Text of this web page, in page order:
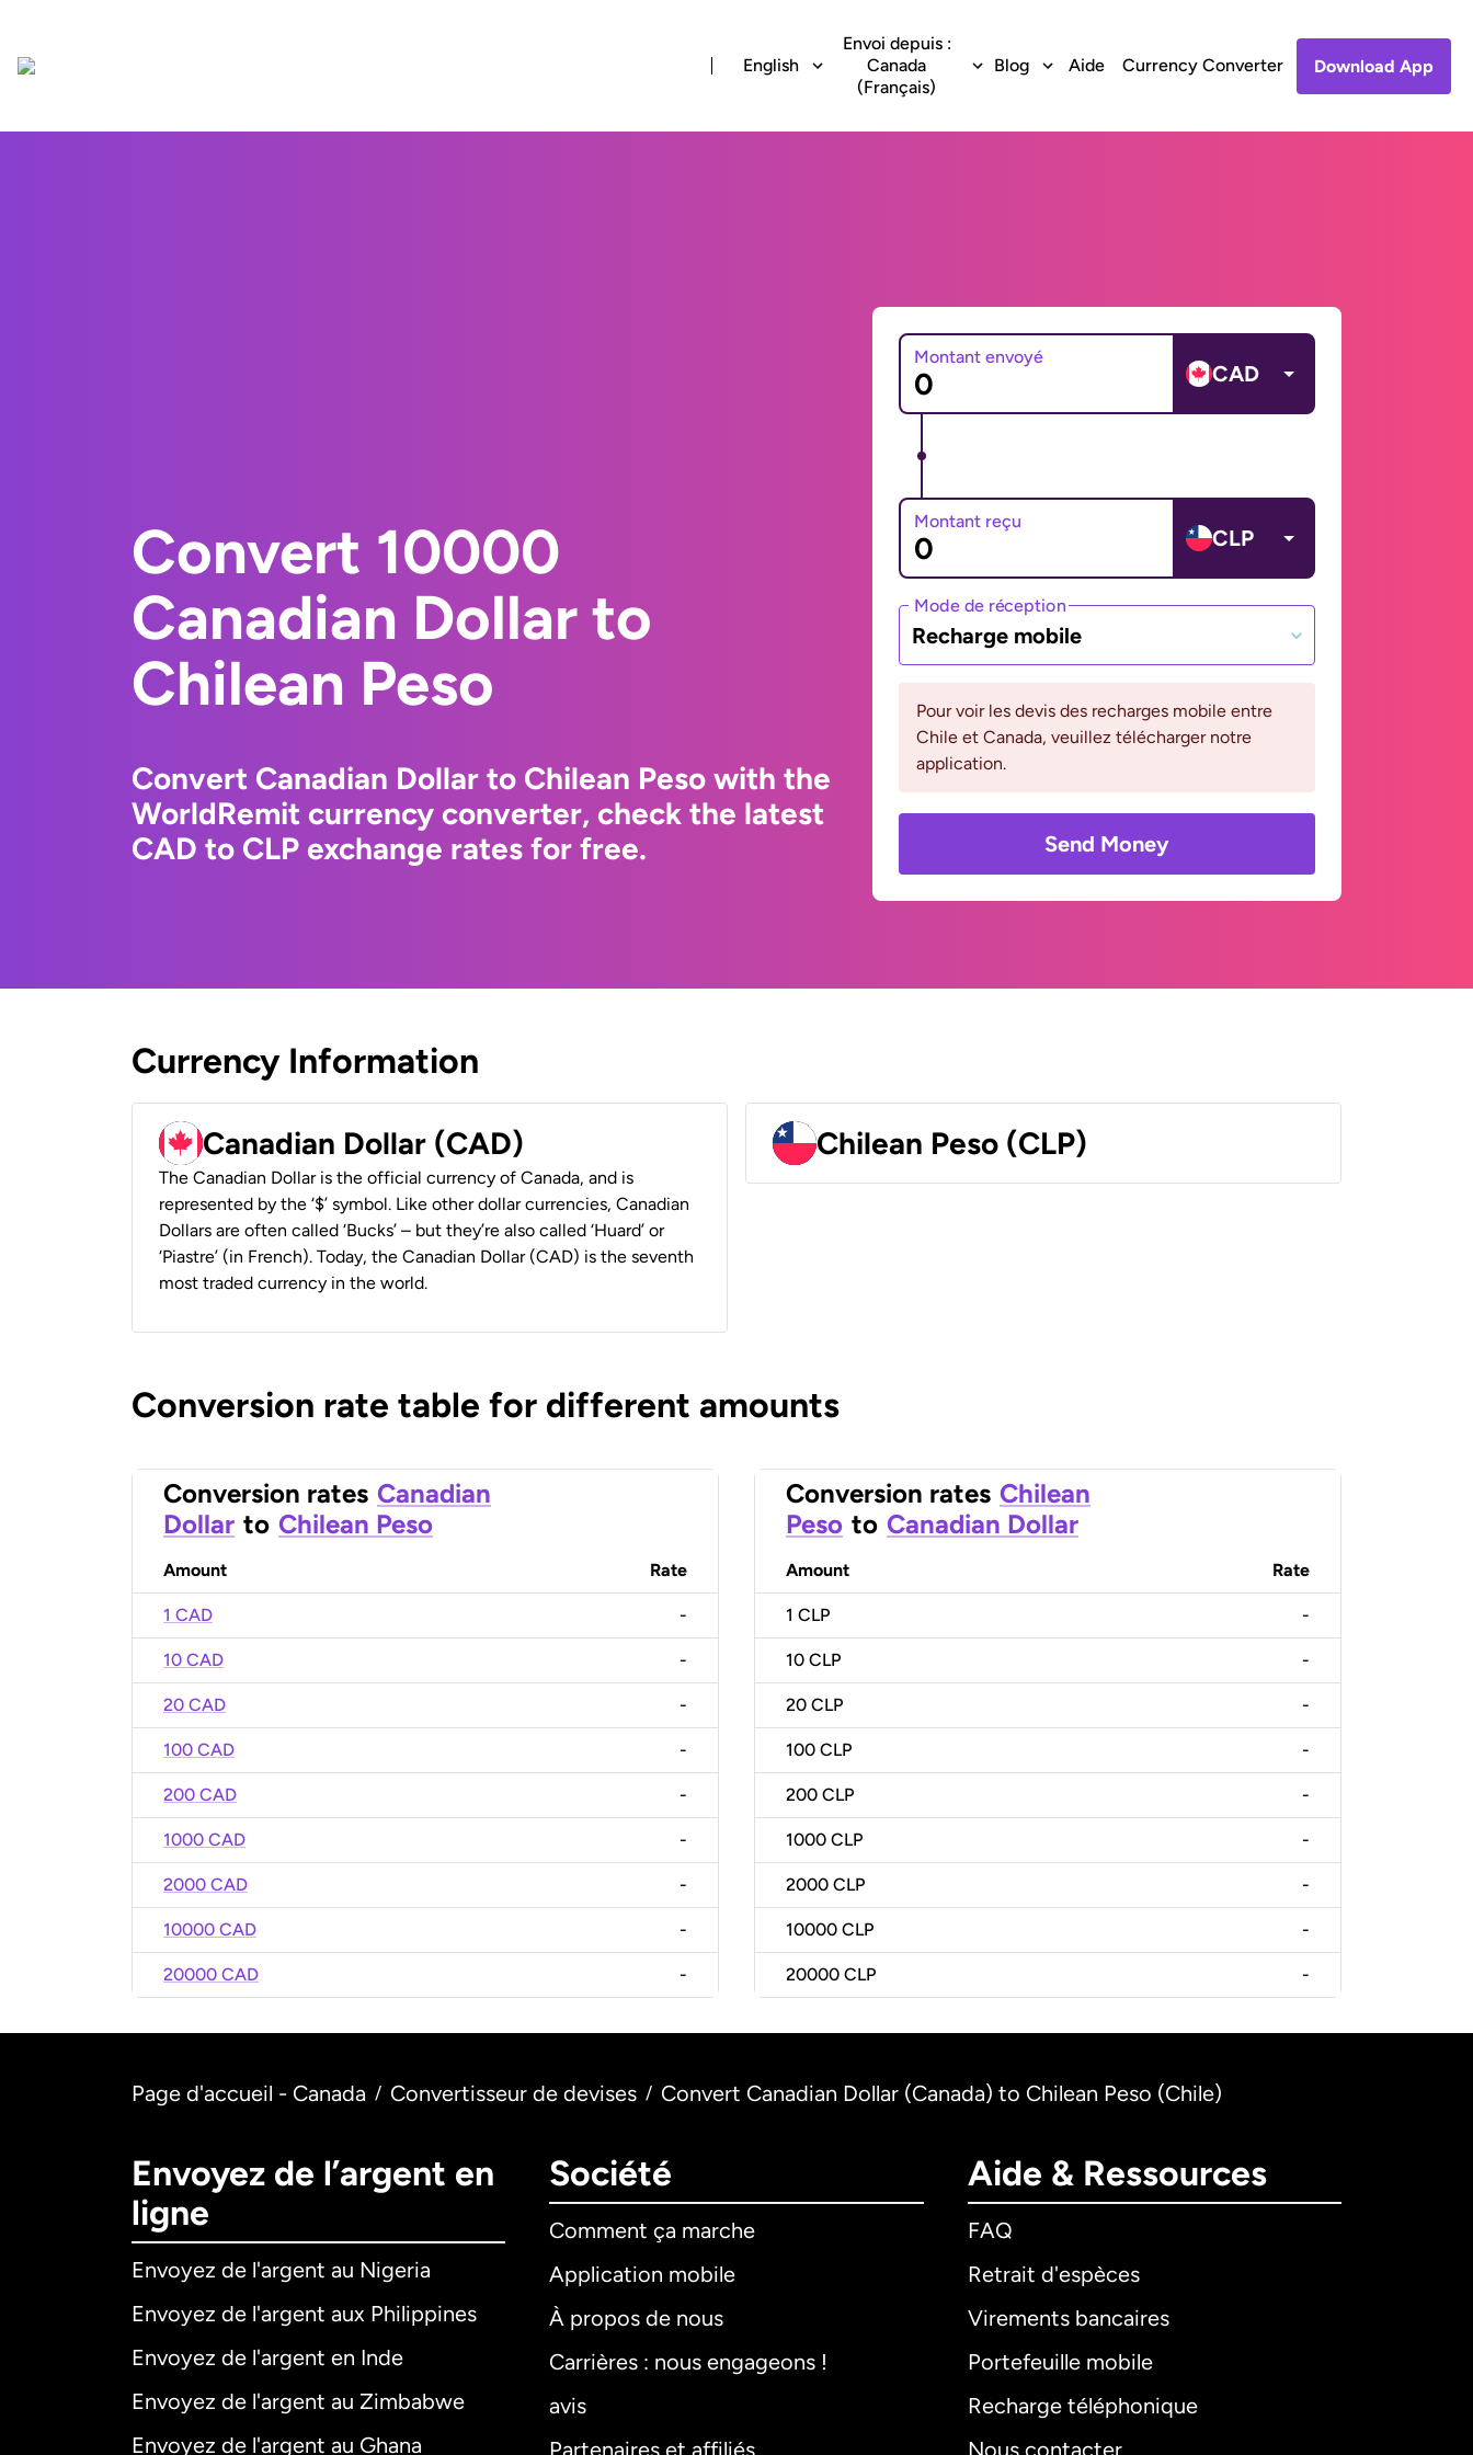
English
Envoi depuis :
Canada
(Français)
Blog Aide Currency Converter Download App
Convert 10000
Canadian Dollar to
Chilean Peso
Convert Canadian Dollar to Chilean Peso with the
WorldRemit currency converter, check the latest
CAD to CLP exchange rates for free.
Montant envoyé
CAD
Montant reçu
CLP
Mode de réception
Recharge mobile
Pour voir les devis des recharges mobile entre
Chile et Canada, veuillez télécharger notre
application.
Send Money
Currency Information
Canadian Dollar (CAD)
The Canadian Dollar is the official currency of Canada, and is
represented by the ‘$’ symbol. Like other dollar currencies, Canadian
Dollars are often called ‘Bucks’ – but they’re also called ‘Huard’ or
‘Piastre’ (in French). Today, the Canadian Dollar (CAD) is the seventh
most traded currency in the world.
Chilean Peso (CLP)
Conversion rate table for different amounts
Conversion rates Canadian
Dollar to Chilean Peso
Amount Rate
1 CAD -
10 CAD -
20 CAD -
100 CAD -
200 CAD -
1000 CAD -
2000 CAD -
10000 CAD -
20000 CAD -
Conversion rates Chilean
Peso to Canadian Dollar
Amount Rate
1 CLP -
10 CLP -
20 CLP -
100 CLP -
200 CLP -
1000 CLP -
2000 CLP -
10000 CLP -
20000 CLP -
Page d'accueil - Canada / Convertisseur de devises / Convert Canadian Dollar (Canada) to Chilean Peso (Chile)
Envoyez de l’argent en
ligne
Envoyez de l'argent au Nigeria
Envoyez de l'argent aux Philippines
Envoyez de l'argent en Inde
Envoyez de l'argent au Zimbabwe
Envoyez de l'argent au Ghana
Société
Comment ça marche
Application mobile
À propos de nous
Carrières : nous engageons !
avis
Aide & Ressources
FAQ
Retrait d'espèces
Virements bancaires
Portefeuille mobile
Recharge téléphonique